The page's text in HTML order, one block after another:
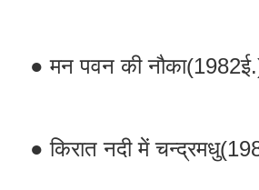
● मन पवन की
● किरात नदी में